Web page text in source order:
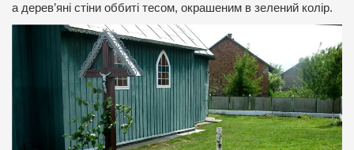
а дерев’яні стіни оббиті тесом, окрашеним в зелений колір.